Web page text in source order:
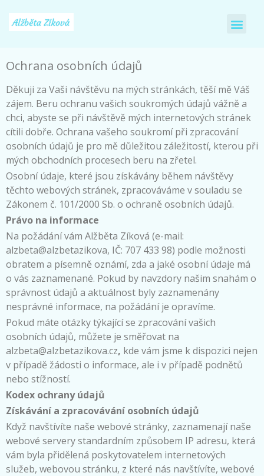
Ochrana osobních údajů
Děkuji za Vaši návštěvu na mých stránkách, těší mě Váš
zájem. Beru ochranu vašich soukromých údajů vážně a
chci, abyste se při návštěvě mých internetových stránek
cítili dobře. Ochrana vašeho soukromí při zpracování
osobních údajů je pro mě důležitou záležitostí, kterou při
mých obchodních procesech beru na zřetel.
Osobní údaje, které jsou získávány během návštěvy
těchto webových stránek, zpracováváme v souladu se
Zákonem č. 101/2000 Sb. o ochraně osobních údajů.
Právo na informace
Na požádání vám Alžběta Zíková (e-mail:
alzbeta@alzbetazikova, IČ: 707 433 98) podle možnosti
obratem a písemně oznámí, zda a jaké osobní údaje má
o vás zaznamenané. Pokud by navzdory našim snahám o
správnost údajů a aktuálnost byly zaznamenány
nesprávné informace, na požádání je opravíme.
Pokud máte otázky týkající se zpracování vašich
osobních údajů, můžete je směřovat na
alzbeta@alzbetazikova.cz, kde vám jsme k dispozici nejen
v případě žádosti o informace, ale i v případě podnětů
nebo stížností.
Kodex ochrany údajů
Získávání a zpracovávání osobních údajů
Když navštívíte naše webové stránky, zaznamenají naše
webové servery standardním způsobem IP adresu, která
vám byla přidělená poskytovatelem internetových
služeb, webovou stránku, z které nás navštívíte, webové